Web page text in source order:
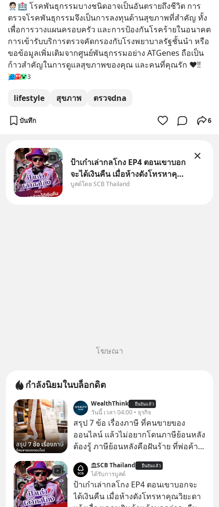
🧑🏻‍⚕️🏥 โรคพันธุกรรมบางชนิดอาจเป็นอันตรายถึงชีวิต การ
ตรวจโรคพันธุกรรมจึงเป็นการลงทุนด้านสุขภาพที่สำคัญ ทั้ง
เพื่อการวางแผนครอบครัว และการป้องกันโรคร้ายในอนาคต
การเข้ารับบริการตรวจคัดกรองกับโรงพยาบาลรัฐชั้นนำ หรือ
ขอข้อมูลเพิ่มเติมจากศูนย์พันธุกรรมอย่าง ATGenes ถือเป็น
ก้าวสำคัญในการดูแลสุขภาพของคุณ และคนที่คุณรัก ❤️‼️
3
lifestyle สุขภาพ ตรวจdna
บันทึก 6
ป้าเก๋าเล่ากลโกง EP4 ตอนเขาบอก
จะได้เงินคืน เมื่อห้างดังโทรหาคุณ
วิยะดา แจ้งเรื่องเคลมสินค้าแล้ว
บูสต์โดย SCB Thailand
โฆษณา
กำลังนิยมในบล็อกดิต
WealthThink ยืนยันแล้ว
วันนี้ เวลา 04:00 • ธุรกิจ
สรุป 7 ข้อ เรื่องภาษี ที่คนขายของ
ออนไลน์ แล้วไม่อยากโดนภาษีย้อนหลัง
ต้องรู้ ภาษีย้อนหลังคือฝันร้าย ที่พ่อค้า
SCB Thailand ยืนยันแล้ว
ได้รับการบูสต์
ป้าเก๋าเล่ากลโกง EP4 ตอนเขาบอกจะ
ได้เงินคืน เมื่อห้างดังโทรหาคุณวิยะดา